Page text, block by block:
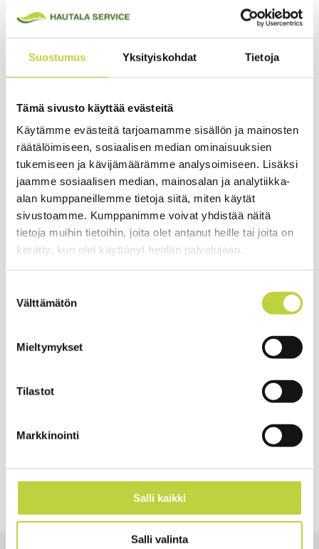
Suostumus Yksityiskohdat Tietoja
Tämä sivusto käyttää evästeitä
Käytämme evästeitä tarjoamamme sisällön ja mainosten
räätälöimiseen, sosiaalisen median ominaisuuksien
tukemiseen ja kävijämäärämme analysoimiseen. Lisäksi
jaamme sosiaalisen median, mainosalan ja analytiikka-
alan kumppaneillemme tietoja siitä, miten käytät
sivustoamme. Kumppanimme voivat yhdistää näitä
tietoja muihin tietoihin, joita olet antanut heille tai joita on
kerätty, kun olet käyttänyt heidän palvelujaan.
valinta
Välttämätön
Mieltymykset
Tilastot
Markkinointi
Salli kaikki
Salli valinta
Akkusuositus
Ulib 400E tai reppuakut adapterilla:
750 / 1200 / 1500
Raivausvaljaat Vakiovaruste
Mitat
Paino
5,9kg ilman siimapäätä (Ulib 200E
akun kanssa 7,3kg, 400E akun kanssa
8,2kg)
Pellenc Excelion Essential DH
Huipputehokas kaksoiskahvainen, akkukäyttöinen
trimmeri/raivaussaha
Säädettävä nopeus. 3 esisäädettävää tehoaluetta. Max 5400 rpm
Runko alumiinia
Takuu 2 vuotta ammattikäytössä